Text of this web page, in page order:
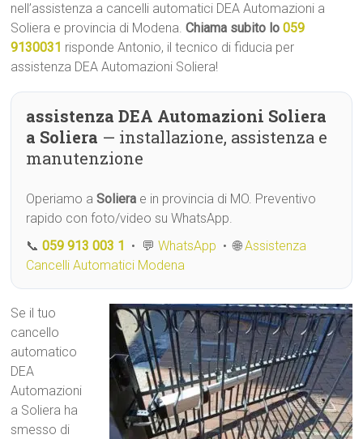
nell’assistenza a cancelli automatici DEA Automazioni a
Soliera e provincia di Modena.Chiama subito lo059
9130031 risponde Antonio, il tecnico di fiducia per
assistenza DEA Automazioni Soliera!
assistenza DEA Automazioni Soliera
a Soliera — installazione, assistenza e
manutenzione
Operiamo aSoliera e in provincia di MO. Preventivo
rapido con foto/video su WhatsApp.
📞059 913 003 1 • 💬WhatsApp • 🌐Assistenza
Cancelli Automatici Modena
Se il tuo
cancello
automatico
DEA
Automazioni
a Soliera ha
smesso di